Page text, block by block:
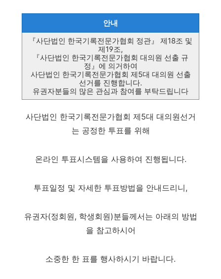
안내
『사단법인 한국기록전문가협회 정관』 제18조 및
제19조,
『사단법인 한국기록전문가협회 대의원 선출 규
정』에 의거하여
사단법인 한국기록전문가협회 제5대 대의원 선출
선거를 진행합니다.
유권자분들의 많은 관심과 참여를 부탁드립니다
사단법인 한국기록전문가협회 제5대 대의원선거
는 공정한 투표를 위해
온라인 투표시스템을 사용하여 진행됩니다.
투표일정 및 자세한 투표방법을 안내드리니,
유권자(정회원, 학생회원)분들께서는 아래의 방법
을 참고하시어
소중한 한 표를 행사하시기 바랍니다.